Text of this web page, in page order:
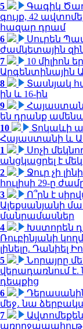
5
Գագիկ
գույք, 42
հազար դրամ
6
Սուրեն
ժամկետային
7
10 միլիոն
Արգենտինային
8
Տասնյակ
ին և 16-ին
9
են դրանք
10
Տոկաևի
Հայաստանի և
1
Սոչի
անցկացրել է
2
Ջուր չի
հուլիսի 29-ը
3
Ո՞րն է
Ալեքսանյանի
մանրամասներ
4
Խստորեն
Ռուբինյանի
լինելը. Դանիել
5
Նորայրը
վերադառնում
դեպքից
6
մեջ․ նա
7